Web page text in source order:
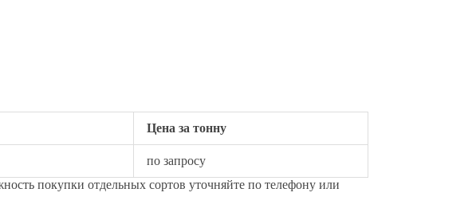
Цена за тонну
по запросу
покупки отдельных сортов уточняйте по телефону или